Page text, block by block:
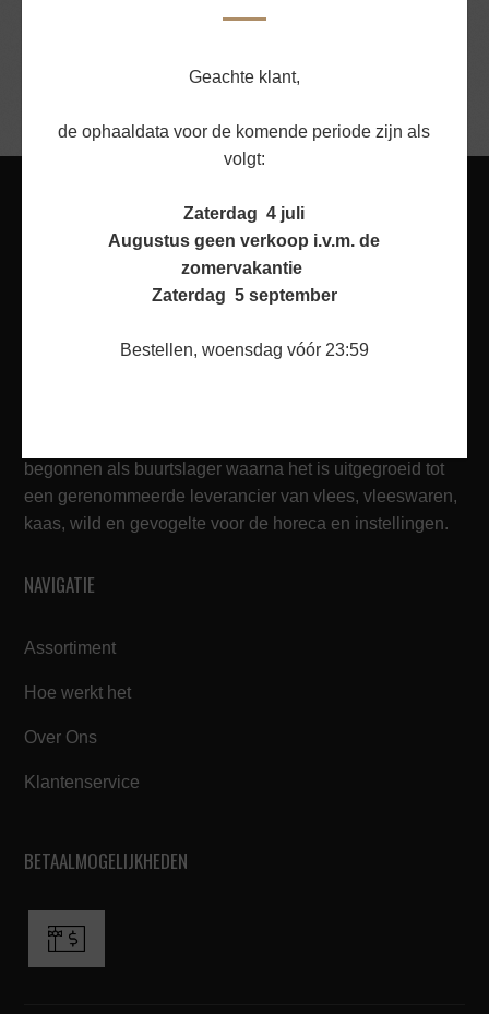
Geachte klant,
de ophaaldata voor de komende periode zijn als
volgt:
Zaterdag 4 juli
Augustus geen verkoop i.v.m. de
zomervakantie
Zaterdag 5 september
Bestellen, woensdag vóór 23:59
wordt. Bij Van der Burg & Bol ben u altijd welkom!
begonnen als buurtslager waarna het is uitgegroeid tot
een gerenommeerde leverancier van vlees, vleeswaren,
kaas, wild en gevogelte voor de horeca en instellingen.
NAVIGATIE
Assortiment
Hoe werkt het
Over Ons
Klantenservice
BETAALMOGELIJKHEDEN